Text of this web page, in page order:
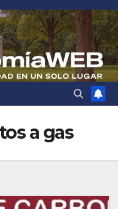
a gas